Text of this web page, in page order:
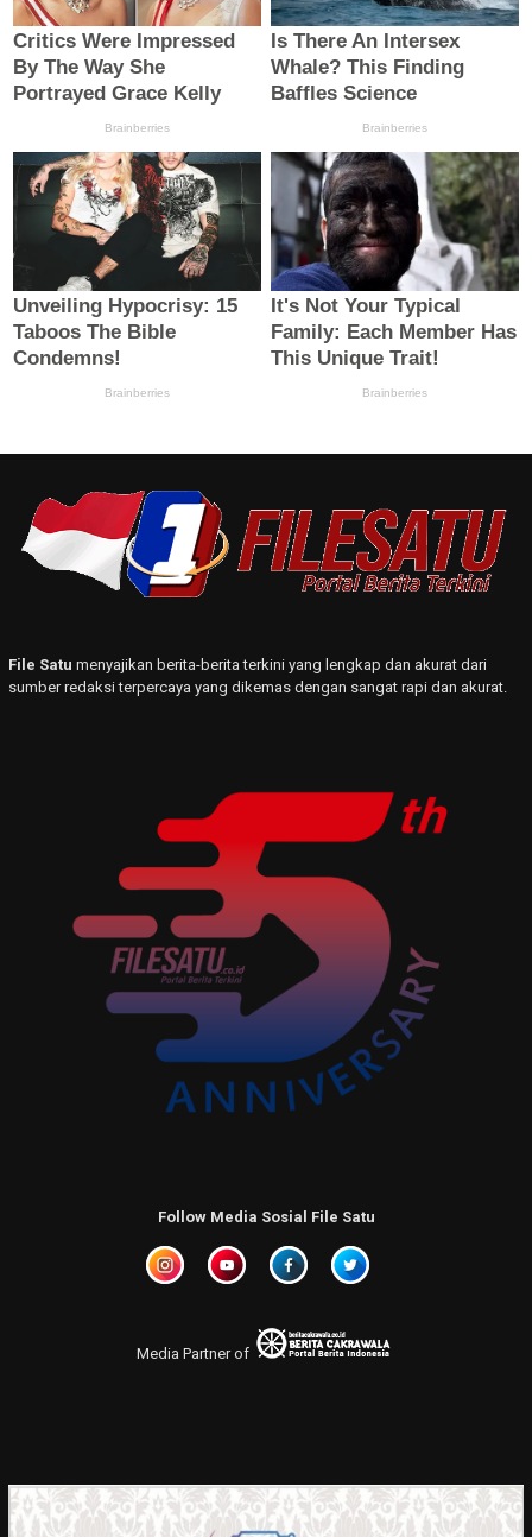
File Satu menyajikan berita-berita terkini yang lengkap dan akurat dari
sumber redaksi terpercaya yang dikemas dengan sangat rapi dan akurat.
Follow Media Sosial File Satu
Media Partner of